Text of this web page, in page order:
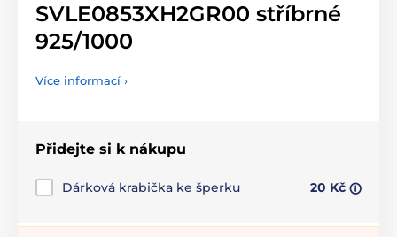
SVLE0853XH2GR00 stříbrné
925/1000
Více informací ›
Přidejte si k nákupu
Dárková krabička ke šperku 20 Kč